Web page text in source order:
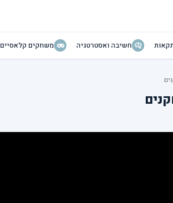
חשיבה ואסטרטגיה משחקים קלאסיים